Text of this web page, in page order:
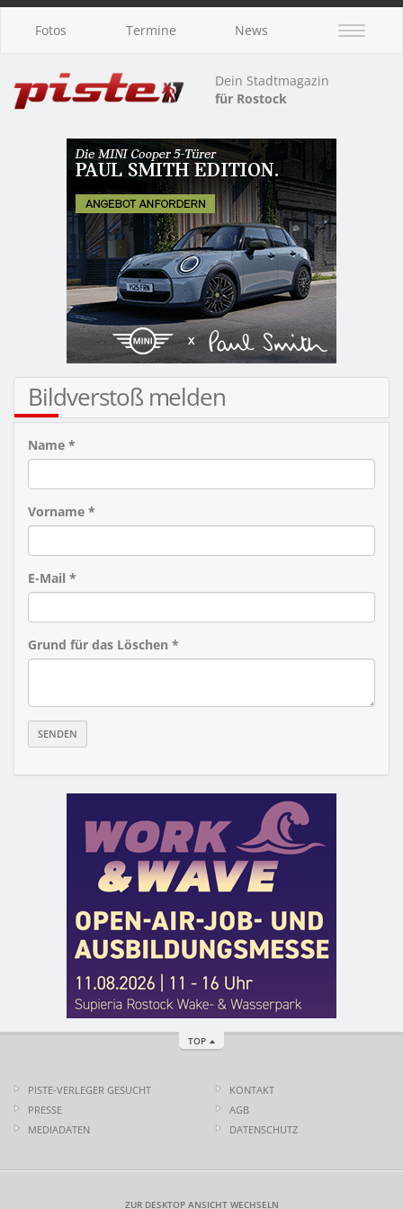
Fotos Termine News
Dein Stadtmagazin
für Rostock
Bildverstoß melden
Name *
Vorname *
E-Mail *
Grund für das Löschen *
TOP
PISTE-VERLEGER GESUCHT
PRESSE
MEDIADATEN
KONTAKT
AGB
DATENSCHUTZ
ZUR DESKTOP ANSICHT WECHSELN